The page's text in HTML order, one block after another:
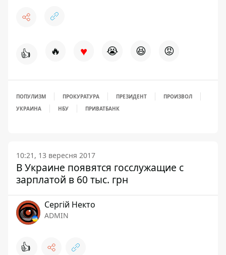
👍 🔥 ♥ 😭 😆 😡
ПОПУЛИЗМ ПРОКУРАТУРА ПРЕЗИДЕНТ
ПРОИЗВОЛ
УКРАИНА
НБУ ПРИВАТБАНК
10:21, 13 вересня 2017
В Украине появятся госслужащие с
зарплатой в 60 тыс. грн
Сергій Некто
ADMIN
👍